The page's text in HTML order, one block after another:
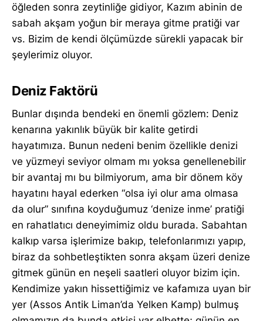
öğleden sonra zeytinliğe gidiyor, Kazım abinin de
sabah akşam yoğun bir meraya gitme pratiği var
vs. Bizim de kendi ölçümüzde sürekli yapacak bir
şeylerimiz oluyor.
Deniz Faktörü
Bunlar dışında bendeki en önemli gözlem: Deniz
kenarına yakınlık büyük bir kalite getirdi
hayatımıza. Bunun nedeni benim özellikle denizi
ve yüzmeyi seviyor olmam mı yoksa genellenebilir
bir avantaj mı bu bilmiyorum, ama bir dönem köy
hayatını hayal ederken “olsa iyi olur ama olmasa
da olur” sınıfına koyduğumuz ‘denize inme’ pratiği
en rahatlatıcı deneyimimiz oldu burada. Sabahtan
kalkıp varsa işlerimize bakıp, telefonlarımızı yapıp,
biraz da sohbetleştikten sonra akşam üzeri denize
gitmek günün en neşeli saatleri oluyor bizim için.
Kendimize yakın hissettiğimiz ve kafamıza uyan bir
yer (Assos Antik Liman’da Yelken Kamp) bulmuş